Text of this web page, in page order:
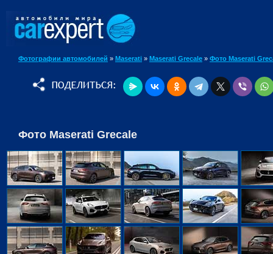
Фотографии автомобилей » Maserati » Maserati Grecale » Фото Maserati
Фото Maserati Grecale